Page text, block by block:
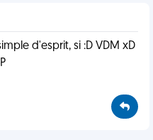
d'esprit, si :D VDM xD